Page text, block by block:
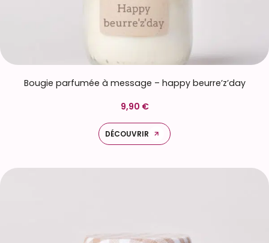
Bougie parfumée à message – happy beurre’z’day
9,90 €
DÉCOUVRIR